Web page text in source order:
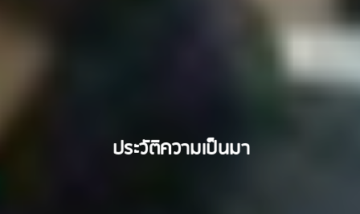
ประวัติความเป็นมา